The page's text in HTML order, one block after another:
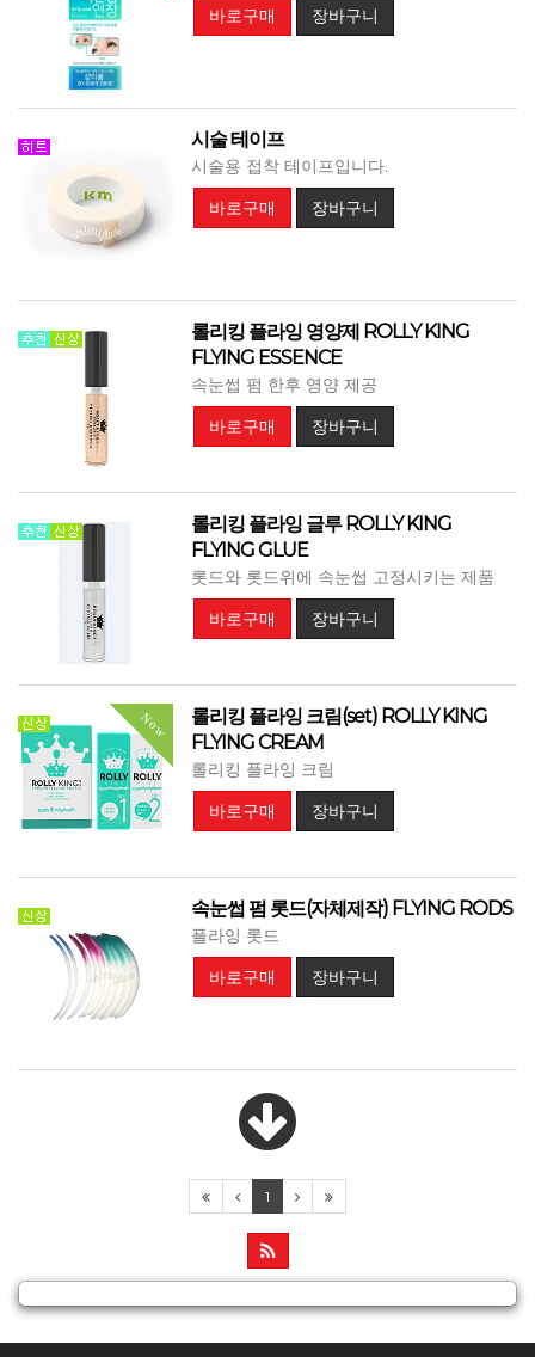
바로구매
장바구니
시술 테이프
시술용 접착 테이프입니다.
바로구매
장바구니
롤리킹 플라잉 영양제 ROLLY KING
FLYING ESSENCE
속눈썹 펌 한후 영양 제공
바로구매
장바구니
롤리킹 플라잉 글루 ROLLY KING
FLYING GLUE
롯드와 롯드위에 속눈썹 고정시키는 제품
바로구매
장바구니
Now
롤리킹 플라잉 크림(set) ROLLY KING
FLYING CREAM
롤리킹 플라잉 크림
바로구매
장바구니
속눈썹 펌 롯드(자체제작) FLYING RODS
플라잉 롯드
바로구매
장바구니
1